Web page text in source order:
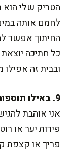
הטריק שלי
לחמם אותה
החיתוך אפשר
כל חתיכה
ובבית זה אפילו
9. באילו תוספות כדאי לשלב עוגת גבינה באירוח?
אני אוהבת
פירות יער או
פריך או קצפת